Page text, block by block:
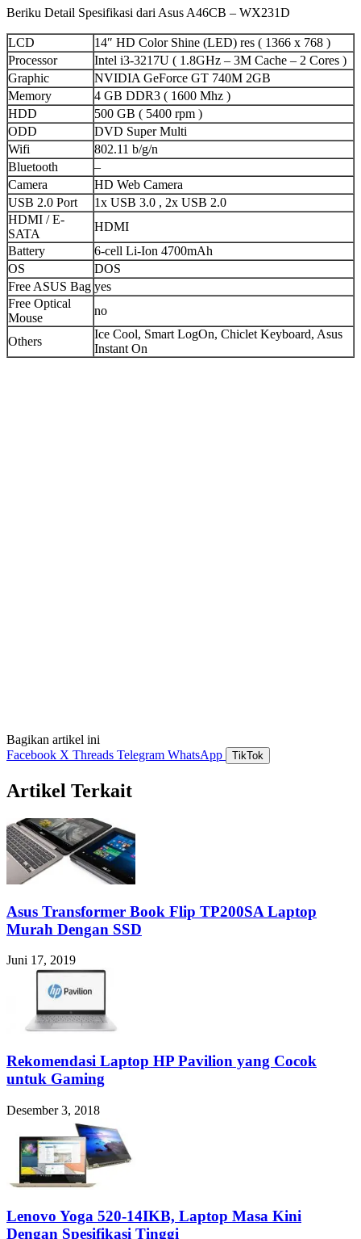
Beriku Detail Spesifikasi dari Asus A46CB – WX231D
LCD
14″ HD Color Shine (LED) res ( 1366 x 768 )
Processor
Intel i3-3217U ( 1.8GHz – 3M Cache – 2 Cores )
Graphic
NVIDIA GeForce GT 740M 2GB
Memory
4 GB DDR3 ( 1600 Mhz )
HDD
500 GB ( 5400 rpm )
ODD
DVD Super Multi
Wifi
802.11 b/g/n
Bluetooth
–
Camera
HD Web Camera
USB 2.0 Port
1x USB 3.0 , 2x USB 2.0
HDMI / E-
SATA
HDMI
Battery
6-cell Li-Ion 4700mAh
OS
DOS
Free ASUS Bag yes
Free Optical
Mouse
no
Others
Ice Cool, Smart LogOn, Chiclet Keyboard, Asus
Instant On
Bagikan artikel ini
Facebook X Threads Telegram WhatsApp TikTok
Artikel Terkait
Asus Transformer Book Flip TP200SA Laptop
Murah Dengan SSD
Juni 17, 2019
Rekomendasi Laptop HP Pavilion yang Cocok
untuk Gaming
Desember 3, 2018
Lenovo Yoga 520-14IKB, Laptop Masa Kini
Dengan Spesifikasi Tinggi